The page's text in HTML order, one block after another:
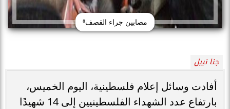
مصابين جراء القصف⁸
جنا نبيل
أفادت وسائل إعلام فلسطينية، اليوم الخميس،
بارتفاع عدد الشهداء الفلسطينيين إلى 14 شهيدًا